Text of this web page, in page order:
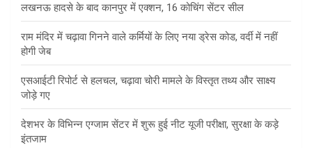
लखनऊ हादसे के बाद कानपुर में एक्शन, 16 कोचिंग सेंटर सील
राम मंदिर में चढ़ावा गिनने वाले कर्मियों के लिए नया ड्रेस कोड, वर्दी में नहीं
होगी जेब
एसआईटी रिपोर्ट से हलचल, चढ़ावा चोरी मामले के विस्तृत तथ्य और साक्ष्य
जोड़े गए
देशभर के विभिन्न एग्जाम सेंटर में शुरू हुई नीट यूजी परीक्षा, सुरक्षा के कड़े
इंतजाम